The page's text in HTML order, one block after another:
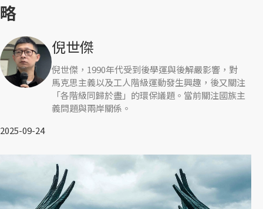
略
倪世傑
倪世傑，1990年代受到後學運與後解嚴影響，對
馬克思主義以及工人階級運動發生興趣，後又關注
「各階級同歸於盡」的環保議題。當前關注國族主
義問題與兩岸關係。
2025-09-24